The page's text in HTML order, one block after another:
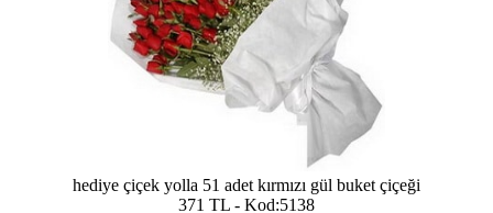
hediye çiçek yolla 51 adet kırmızı gül buket çiçeği
371 TL - Kod:5138